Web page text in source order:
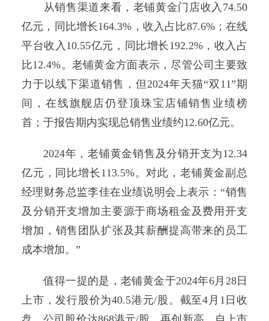
从销售渠道来看，老铺黄金门店收入74.50
亿元，同比增长164.3%，收入占比87.6%；在线
平台收入10.55亿元，同比增长192.2%，收入占
比12.4%。老铺黄金方面表示，尽管公司主要致
力于以线下渠道销售，但2024年天猫“双11”期
间，在线旗舰店仍登顶珠宝店铺销售业绩榜
首；于报告期内实现总销售业绩约12.60亿元。
2024年，老铺黄金销售及分销开支为12.34
亿元，同比增长113.5%。对此，老铺黄金副总
经理财务总监李佳在业绩说明会上表示：“销售
及分销开支增加主要源于商场租金及费用开支
增加，销售团队扩张及其薪酬提高带来的员工
成本增加。”
值得一提的是，老铺黄金于2024年6月28日
上市，发行股价为40.5港元/股。截至4月1日收